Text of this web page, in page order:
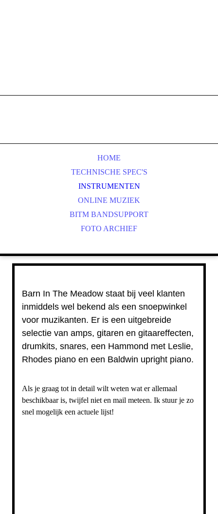
HOME
TECHNISCHE SPEC'S
INSTRUMENTEN
ONLINE MUZIEK
BITM BANDSUPPORT
FOTO ARCHIEF
Barn In The Meadow staat bij veel klanten
inmiddels wel bekend als een snoepwinkel
voor muzikanten. Er is een uitgebreide
selectie van amps, gitaren en gitaareffecten,
drumkits, snares, een Hammond met Leslie,
Rhodes piano en een Baldwin upright piano.
Als je graag tot in detail wilt weten wat er allemaal
beschikbaar is, twijfel niet en mail meteen. Ik stuur je zo
snel mogelijk een actuele lijst!